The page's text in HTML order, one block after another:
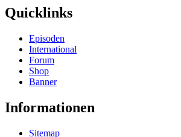
Quicklinks
Episoden
International
Forum
Shop
Banner
Informationen
Sitemap